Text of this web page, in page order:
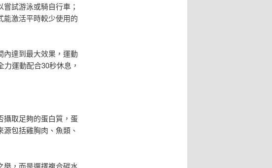
試游泳或騎自行車；
能激活平時較少使用的
內達到最大效果，運動
運動配合30秒休息，
攝取足夠的蛋白質，蛋
包括雞胸肉、魚類、
舉，而是選擇複合碳水